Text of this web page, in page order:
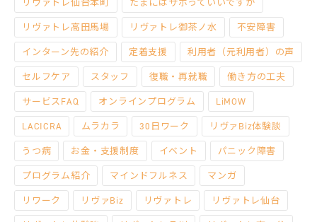
リヴァトレ高田馬場 リヴァトレ御茶ノ水 不安障害
インターン先の紹介 定着支援 利用者（元利用者）の声
セルフケア スタッフ 復職・再就職 働き方の工夫
サービスFAQ オンラインプログラム LiMOW
LACICRA ムラカラ 30日ワーク リヴァBiz体験談
うつ病 お金・支援制度 イベント パニック障害
プログラム紹介 マインドフルネス マンガ
リワーク リヴァBiz リヴァトレ リヴァトレ仙台